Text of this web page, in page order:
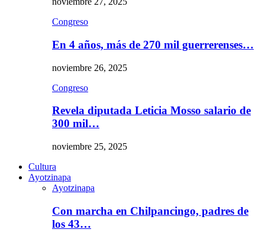
Congreso
En 4 años, más de 270 mil guerrerenses…
noviembre 26, 2025
Congreso
Revela diputada Leticia Mosso salario de
300 mil…
noviembre 25, 2025
Cultura
Ayotzinapa
Ayotzinapa
Con marcha en Chilpancingo, padres de
los 43…